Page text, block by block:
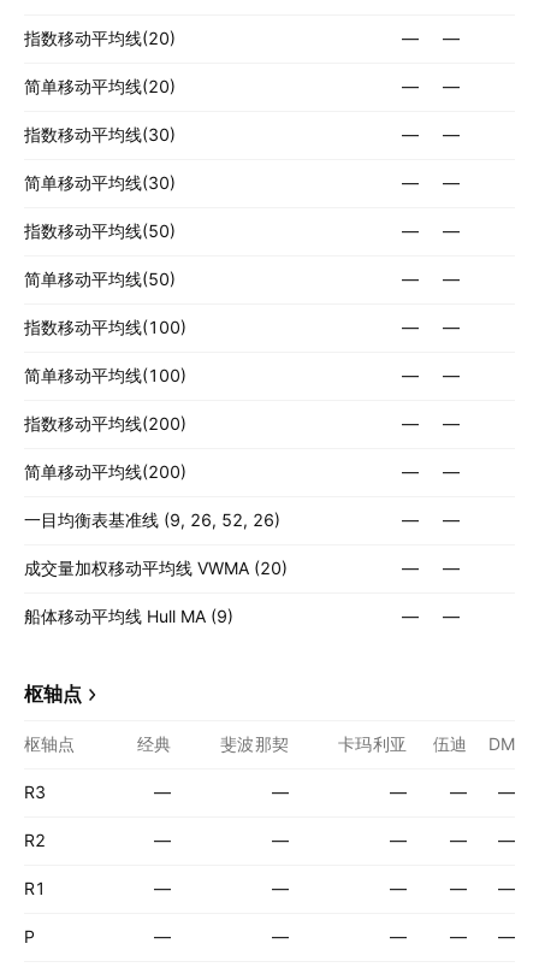
指数移动平均线(20) — —
简单移动平均线(20) — —
指数移动平均线(30) — —
简单移动平均线(30) — —
指数移动平均线(50) — —
简单移动平均线(50) — —
指数移动平均线(100) — —
简单移动平均线(100) — —
指数移动平均线(200) — —
简单移动平均线(200) — —
一目均衡表基准线 (9, 26, 52, 26) — —
成交量加权移动平均线 VWMA (20) — —
船体移动平均线 Hull MA (9) — —
枢轴点
枢轴点 经典 斐波那契 卡玛利亚 伍迪 DM
R3 — — — — —
R2 — — — — —
R1 — — — — —
P — — — — —